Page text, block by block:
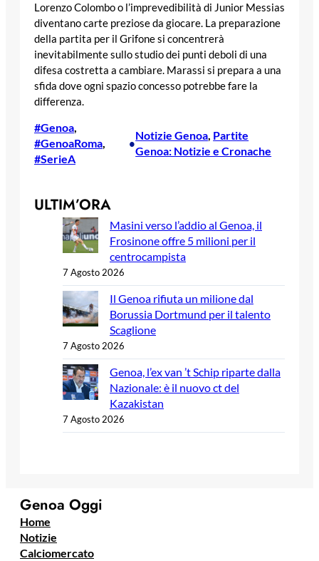
Lorenzo Colombo o l’imprevedibilità di Junior Messias
diventano carte preziose da giocare. La preparazione
della partita per il Grifone si concentrerà
inevitabilmente sullo studio dei punti deboli di una
difesa costretta a cambiare. Marassi si prepara a una
sfida dove ogni spazio concesso potrebbe fare la
differenza.
#Genoa
#GenoaRoma
#SerieA
•
Notizie Genoa, Partite
Genoa: Notizie e Cronache
ULTIM’ORA
Masini verso l’addio al Genoa, il
Frosinone offre 5 milioni per il
centrocampista
7 Agosto 2026
Il Genoa rifiuta un milione dal
Borussia Dortmund per il talento
Scaglione
7 Agosto 2026
Genoa, l’ex van ’t Schip riparte dalla
Nazionale: è il nuovo ct del
Kazakistan
7 Agosto 2026
Genoa Oggi
Home
Notizie
Calciomercato